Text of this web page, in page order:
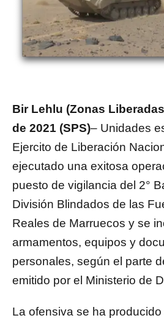
Bir Lehlu (Zonas
de 2021 (SPS)– Unidades
Ejercito de Liberación
ejecutado una exitosa
puesto de vigilancia del 2°
División Blindados de las
Reales de Marruecos y se
armamentos, equipos y
personales, según el parte
emitido por el Ministerio de
La ofensiva se ha